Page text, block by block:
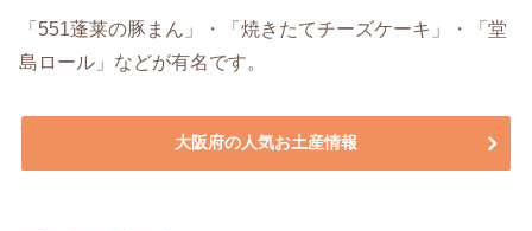
「551蓬莱の豚まん」・「焼きたてチーズケーキ」・「堂
島ロール」などが有名です。
大阪府の人気お土産情報